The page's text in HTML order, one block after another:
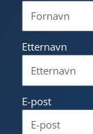
Etternavn
E-post